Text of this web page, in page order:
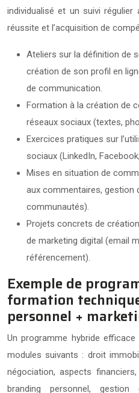
individualisé et un suivi
réussite et l’acquisition de
Ateliers sur la définition de
création de son profil en
de communication.
Formation à la création de
réseaux sociaux (textes,
Exercices pratiques sur
sociaux (LinkedIn,
Mises en situation de
aux commentaires, gestion
communautés).
Projets concrets de
de marketing digital (email
référencement).
Exemple de
formation
personnel +
Un programme hybride
modules suivants : droit
négociation, aspects
branding personnel,